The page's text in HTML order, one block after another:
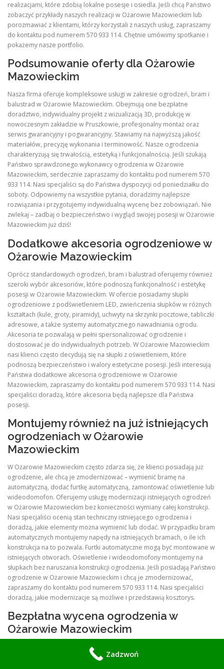
realizacjami, które zdobią lokalne posesje i osiedla. Jeśli chcą Państwo
zobaczyć przykłady naszych realizacji w Ożarowie Mazowieckim lub
porozmawiać z klientami, którzy korzystali z naszych usług, zapraszamy
do kontaktu pod numerem 570 933 114. Chętnie umówimy spotkanie i
pokażemy nasze portfolio.
Podsumowanie oferty dla Ożarowie
Mazowieckim
Nasza firma oferuje kompleksowe usługi w zakresie ogrodzeń, bram i
balustrad w Ożarowie Mazowieckim. Obejmują one bezpłatne
doradztwo, indywidualny projekt z wizualizacją 3D, produkcję w
nowoczesnym zakładzie w Pruszkowie, profesjonalny montaż oraz
serwis gwarancyjny i pogwarancyjny. Stawiamy na najwyższą jakość
materiałów, precyzję wykonania i terminowość. Nasze ogrodzenia
charakteryzują się trwałością, estetyką i funkcjonalnością. Jeśli szukają
Państwo sprawdzonego wykonawcy ogrodzenia w Ożarowie
Mazowieckim, serdecznie zapraszamy do kontaktu pod numerem 570
933 114. Nasi specjaliści są do Państwa dyspozycji od poniedziałku do
soboty. Odpowiemy na wszystkie pytania, doradzimy najlepsze
rozwiązania i przygotujemy indywidualną wycenę bez zobowiązań. Nie
zwlekaj – zadbaj o bezpieczeństwo i wygląd swojej posesji w Ożarowie
Mazowieckim już dziś!
Dodatkowe akcesoria ogrodzeniowe w
Ożarowie Mazowieckim
Oprócz standardowych ogrodzeń, bram i balustrad oferujemy również
szeroki wybór akcesoriów, które podnoszą funkcjonalność i estetykę
posesji w Ożarowie Mazowieckim. W ofercie posiadamy słupki
ogrodzeniowe z podświetleniem LED, zwieńczenia słupków w różnych
kształtach (kule, groty, piramidy), uchwyty na skrzynki pocztowe, tabliczki
adresowe, a także systemy automatycznego nawadniania ogrodu.
Akcesoria te pozwalają w pełni spersonalizować ogrodzenie i
dostosować je do indywidualnych potrzeb. W Ożarowie Mazowieckim
nasi klienci często decydują się na słupki z oświetleniem, które
podnoszą bezpieczeństwo i walory estetyczne posesji. Jeśli interesują
Państwa dodatkowe akcesoria ogrodzeniowe w Ożarowie
Mazowieckim, zapraszamy do kontaktu pod numerem 570 933 114. Nasi
specjaliści doradzą, które akcesoria będą najlepsze dla Państwa
posesji.
Montujemy również na już istniejących
ogrodzeniach w Ożarowie
Mazowieckim
W Ożarowie Mazowieckim często zdarza się, że klienci posiadają już
ogrodzenie, ale chcą je zmodernizować – wymienić bramę na
automatyczną, dodać furtkę automatyczną, zamontować oświetlenie lub
wideodomofon. Oferujemy usługę modernizacji istniejących ogrodzeń
w Ożarowie Mazowieckim bez konieczności wymiany całej konstrukcji.
Nasi specjaliści ocenią stan techniczny istniejącego ogrodzenia i
doradzą, jakie elementy można wymienić lub dodać. W przypadku bram
automatycznych montujemy napędy na istniejących bramach, o ile ich
konstrukcja na to pozwala. Furtki automatyczne mogą być montowane w
istniejących otworach. Oświetlenie i wideodomofony montujemy na
słupkach bez naruszania konstrukcji ogrodzenia. Jeśli posiadają Państwo
ogrodzenie w Ożarowie Mazowieckim i chcą je zmodernizować,
zapraszamy do kontaktu pod numerem 570 933 114. Nasi specjaliści
doradzą, jakie modernizacje są możliwe i przedstawią kosztorys.
Bezpłatna wycena ogrodzenia w
Ożarowie Mazowieckim
Zachęcamy wszystkich mieszkańców Ożarowie Mazowieckim do
skorzystania z bezpłatnej wyceny ogrodzenia, bramy lub balustrady.
Zadzwoń